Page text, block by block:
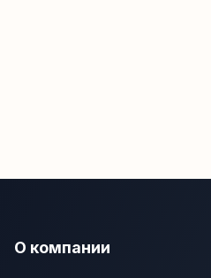
О компании